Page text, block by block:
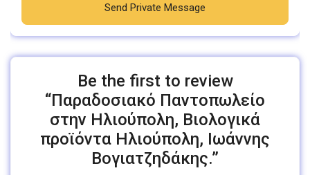
Send Private Message
Be the first to review
“Παραδοσιακό Παντοπωλείο
στην Ηλιούπολη, Βιολογικά
προϊόντα Ηλιούπολη, Ιωάννης
Βογιατζηδάκης.”